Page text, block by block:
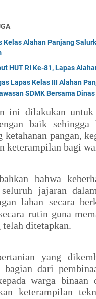
Kelas Alahan Panjang
HUT RI Ke-81, Lapas
Lapas Kelas III Alahan
SDMK Bersama
ini dilakukan
baik
ketahanan pangan,
keterampilan bagi
bahwa
jajaran
lahan secara
rutin guna
telah ditetapkan.
yang
bagian dari
warga
keterampilan